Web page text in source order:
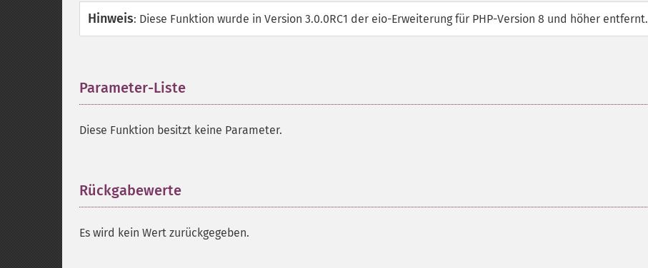
Hinweis: Diese Funktion wurde in Version 3.0.0RC1 der eio-Erweiterung für PHP-Version 8 und höher entfernt.
Parameter-Liste
Diese Funktion besitzt keine Parameter.
Rückgabewerte
Es wird kein Wert zurückgegeben.